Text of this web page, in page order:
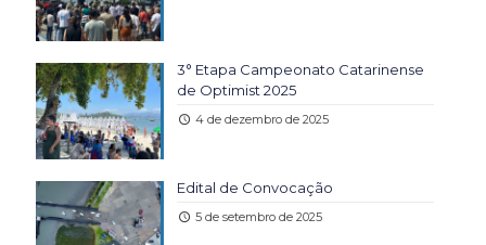
3° Etapa Campeonato Catarinense
de Optimist 2025
4 de dezembro de 2025
Edital de Convocação
5 de setembro de 2025